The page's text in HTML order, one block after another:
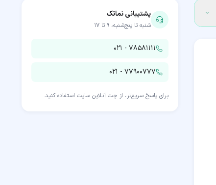
پشتیبانی نماتک
شنبه تا پنج‌شنبه، ۹ تا ۱۷
۰۲۱ - ۷۸۵۸۱۱۱۱
۰۲۱ - ۷۷۹۰۰۷۷۷
برای پاسخ سریع‌تر، از چت آنلاین سایت استفاده کنید.